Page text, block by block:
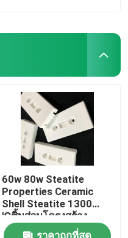
60w 80w Steatite
Properties Ceramic
Shell Steatite 1300
℃ชิ้นส่วนโครงสร้าง
ราคาถูกที่สุด